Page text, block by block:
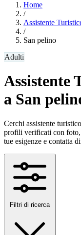
Home
/
Assistente
/
San pelino
Adulti
Assistente
a San
Cerchi assistente
profili verificati con foto,
tue esigenze e contatta
Filtri di ricerca